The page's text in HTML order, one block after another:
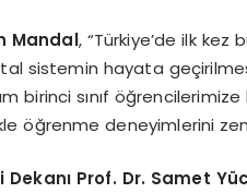
Mandal, “Türkiye’de ilk
sistemin hayata
birinci sınıf
öğrenme deneyimlerini
Dekanı Prof. Dr. Samet Yü